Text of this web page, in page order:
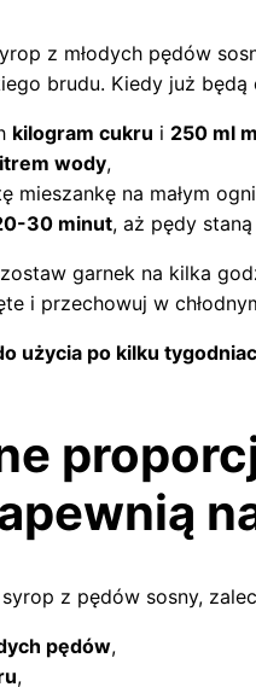
z młodych pędów
brudu. Kiedy już
kilogram cukru i 250 ml
wody,
mieszankę na małym
30 minut, aż pędy
garnek na kilka
i przechowuj w
użycia po kilku
z pędów sosny,
pędów,
,